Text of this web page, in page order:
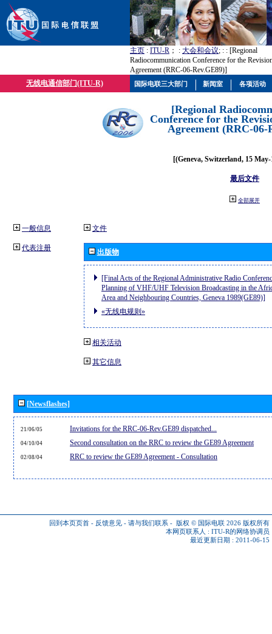
主页 : ITU-R ； : 大会和会议; : : [Regional
Radiocommunication Conference for the
Agreement (RRC-06-Rev.GE89)]
无线电通信部门(ITU-R)
[Regional
Conference for the
Agreement (RRC-06-
[(Geneva, Switzerland, 15
最后文件
全部展开
一般信息
代表注册
文件
出版物
[Final Acts of the Regional Administrative Radio
Planning of VHF/UHF Television Broadcasting in the
Area and Neighbouring Countries, Geneva 1989(GE89)]
«无线电规则»
相关活动
其它信息
[Newsflashes]
21/06/05 Invitations for the RRC-06-Rev.GE89 dispatched...
04/10/04 Second consultation on the RRC to review the GE89 Agreement
02/08/04 RRC to review the GE89 Agreement - Consultation
回到本页页首 - 反馈意见 - 请与我们联系 - 版权 © 国际电联 2026 版权所有
本网页联系人 : ITU-R的网络协调员
最近更新日期 : 2011-06-15
国际电联三大部门 新闻室 各项活动